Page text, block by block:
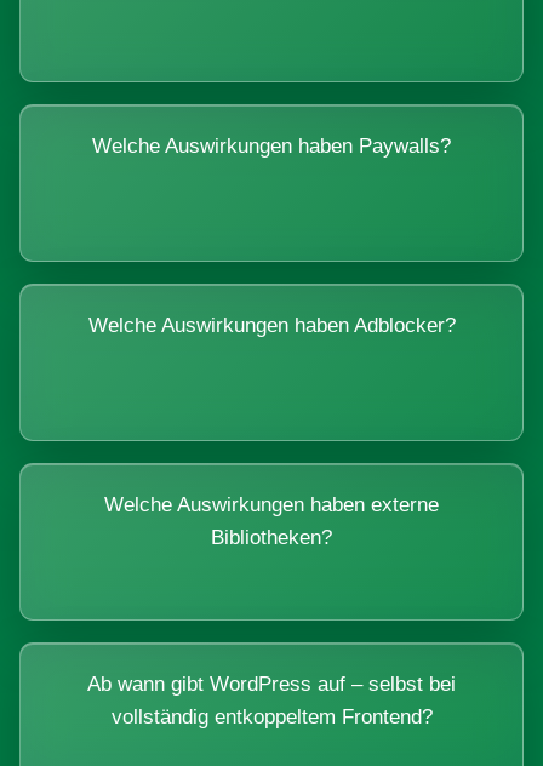
Welche Auswirkungen haben Paywalls?
Welche Auswirkungen haben Adblocker?
Welche Auswirkungen haben externe
Bibliotheken?
Ab wann gibt WordPress auf – selbst bei
vollständig entkoppeltem Frontend?